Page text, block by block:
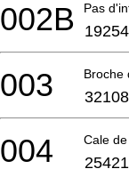
Pas
002B
Broche
003
Cale
004